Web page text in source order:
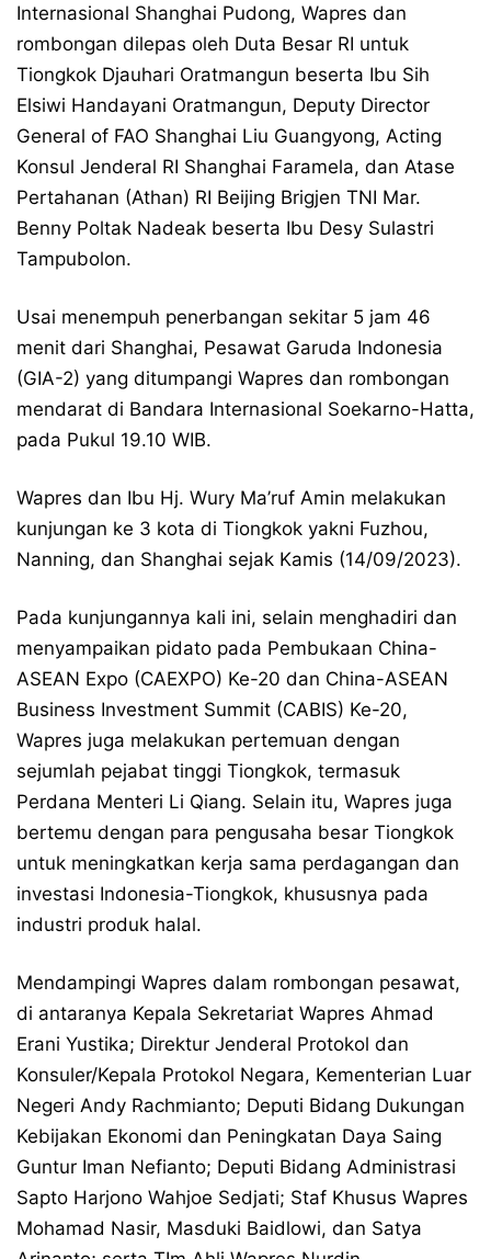
Internasional Shanghai Pudong, Wapres dan
rombongan dilepas oleh Duta Besar RI untuk
Tiongkok Djauhari Oratmangun beserta Ibu Sih
Elsiwi Handayani Oratmangun, Deputy Director
General of FAO Shanghai Liu Guangyong, Acting
Konsul Jenderal RI Shanghai Faramela, dan Atase
Pertahanan (Athan) RI Beijing Brigjen TNI Mar.
Benny Poltak Nadeak beserta Ibu Desy Sulastri
Tampubolon.
Usai menempuh penerbangan sekitar 5 jam 46
menit dari Shanghai, Pesawat Garuda Indonesia
(GIA-2) yang ditumpangi Wapres dan rombongan
mendarat di Bandara Internasional Soekarno-Hatta,
pada Pukul 19.10 WIB.
Wapres dan Ibu Hj. Wury Ma’ruf Amin melakukan
kunjungan ke 3 kota di Tiongkok yakni Fuzhou,
Nanning, dan Shanghai sejak Kamis (14/09/2023).
Pada kunjungannya kali ini, selain menghadiri dan
menyampaikan pidato pada Pembukaan China-
ASEAN Expo (CAEXPO) Ke-20 dan China-ASEAN
Business Investment Summit (CABIS) Ke-20,
Wapres juga melakukan pertemuan dengan
sejumlah pejabat tinggi Tiongkok, termasuk
Perdana Menteri Li Qiang. Selain itu, Wapres juga
bertemu dengan para pengusaha besar Tiongkok
untuk meningkatkan kerja sama perdagangan dan
investasi Indonesia-Tiongkok, khususnya pada
industri produk halal.
Mendampingi Wapres dalam rombongan pesawat,
di antaranya Kepala Sekretariat Wapres Ahmad
Erani Yustika; Direktur Jenderal Protokol dan
Konsuler/Kepala Protokol Negara, Kementerian Luar
Negeri Andy Rachmianto; Deputi Bidang Dukungan
Kebijakan Ekonomi dan Peningkatan Daya Saing
Guntur Iman Nefianto; Deputi Bidang Administrasi
Sapto Harjono Wahjoe Sedjati; Staf Khusus Wapres
Mohamad Nasir, Masduki Baidlowi, dan Satya